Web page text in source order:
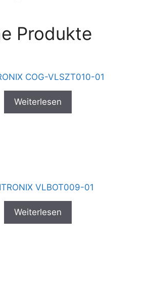
Produkte
COG-VLSZT010-01
Weiterlesen
VLBOT009-01
Weiterlesen